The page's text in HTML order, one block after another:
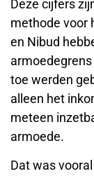
Deze cijfers
methode voor
en Nibud
toe werden
alleen het
meteen
armoede.
Dat was